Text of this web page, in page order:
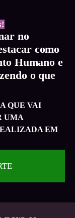
no
como
Humano e
o que
QUE VAI
UMA
EM